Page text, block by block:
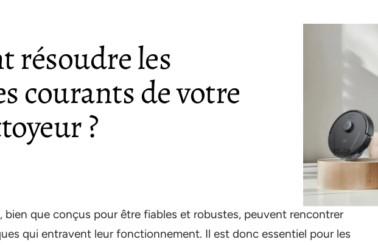
résoudre les
courants de votre
?
bien que conçus pour être fiables et robustes, peuvent rencontrer
qui entravent leur fonctionnement. Il est donc essentiel pour les